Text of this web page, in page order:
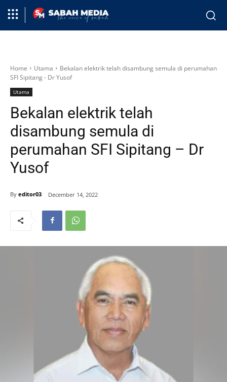
Home Utama
Bekalan elektrik telah disambung semula di perumahan
SFI Sipitang - Dr Yusof
Utama
Bekalan elektrik telah
disambung semula di
perumahan SFI Sipitang – Dr
Yusof
By editor03 December 14, 2022